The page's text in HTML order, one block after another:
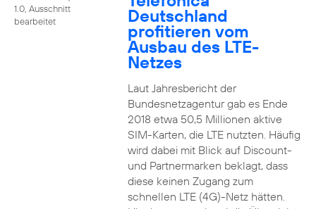
1.0, Ausschnitt
bearbeitet
Deutschland
profitieren vom
Ausbau des LTE-
Netzes
Laut Jahresbericht der
Bundesnetzagentur gab es Ende
2018 etwa 50,5 Millionen aktive
SIM-Karten, die LTE nutzten. Häufig
wird dabei mit Blick auf Discount-
und Partnermarken beklagt, dass
diese keinen Zugang zum
schnellen LTE (4G)-Netz hätten.